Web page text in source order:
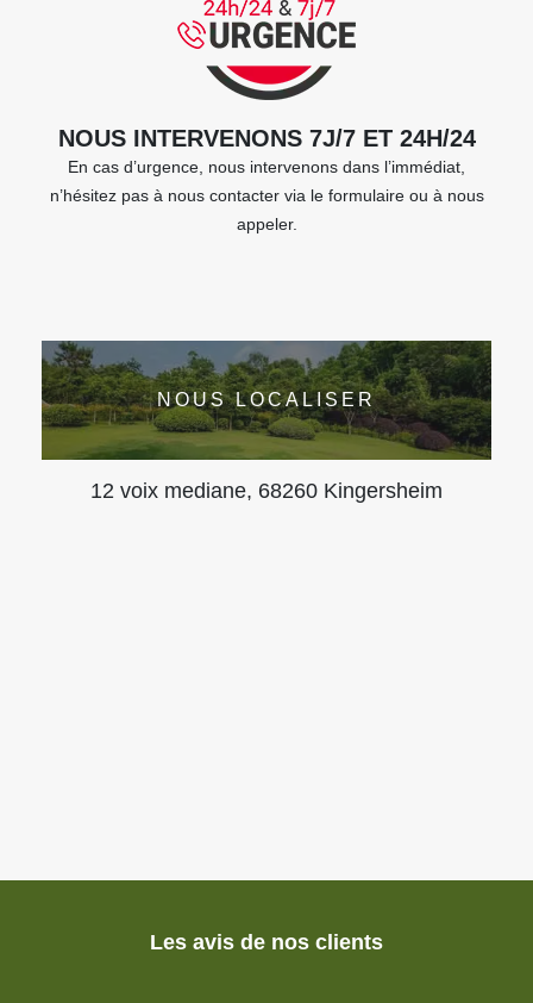
NOUS INTERVENONS 7J/7 ET 24H/24
En cas d’urgence, nous intervenons dans l’immédiat,
n’hésitez pas à nous contacter via le formulaire ou à nous
appeler.
NOUS LOCALISER
12 voix mediane, 68260 Kingersheim
Les avis de nos clients